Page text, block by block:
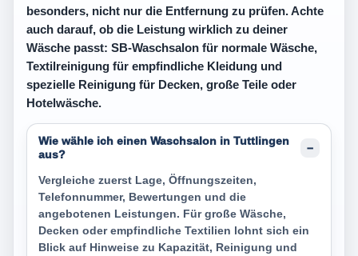
besonders, nicht nur die Entfernung zu prüfen. Achte
auch darauf, ob die Leistung wirklich zu deiner
Wäsche passt: SB-Waschsalon für normale Wäsche,
Textilreinigung für empfindliche Kleidung und
spezielle Reinigung für Decken, große Teile oder
Hotelwäsche.
Wie wähle ich einen Waschsalon in Tuttlingen
aus?
Vergleiche zuerst Lage, Öffnungszeiten,
Telefonnummer, Bewertungen und die
angebotenen Leistungen. Für große Wäsche,
Decken oder empfindliche Textilien lohnt sich ein
Blick auf Hinweise zu Kapazität, Reinigung und